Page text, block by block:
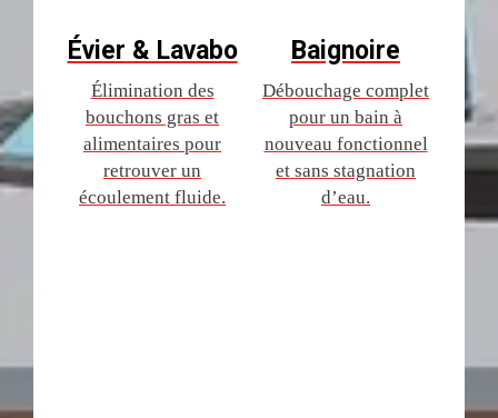
Évier & Lavabo
Élimination des
bouchons gras et
alimentaires pour
retrouver un
écoulement fluide.
Baignoire
Débouchage complet
pour un bain à
nouveau fonctionnel
et sans stagnation
d’eau.